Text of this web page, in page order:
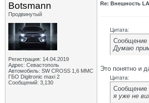
Botsmann
Продвинутый
Регистрация: 14.04.2019
Адрес: Севастополь
Автомобиль: SW CROSS 1,6 ММС
ГБО Digitronic maxi 2
Сообщений: 3,130
Re: Внешность
Цитата:
Сообщение
Думаю
Это понятно и
Цитата:
Сообщение
я уже не